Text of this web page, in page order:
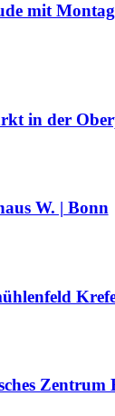
mit
in der
W. | Bonn